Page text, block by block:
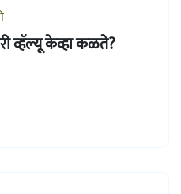
व्हॅल्यू केव्हा कळते?